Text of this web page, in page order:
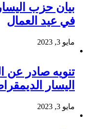
بيان حزب
في عيد العمال
مايو 3, 2023
تنويه صادر عن
اليسار
مايو 3, 2023